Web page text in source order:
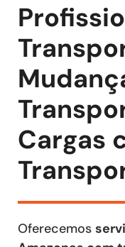
Cargas
Oferecemos